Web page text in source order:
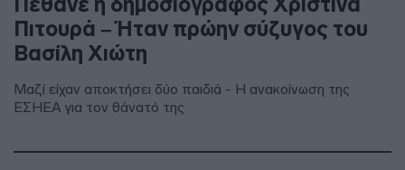
Πιτουρά – Ήταν πρώην σύζυγος του
Βασίλη Χιώτη
Μαζί είχαν αποκτήσει δύο παιδιά - Η ανακοίνωση της
ΕΣΗΕΑ για τον θάνατό της